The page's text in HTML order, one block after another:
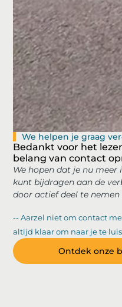
We helpen je graag
Bedankt voor het
belang van contact
We hopen dat je nu
kunt bijdragen aan de
door actief deel te
-- Aarzel niet om contact
altijd klaar om naar je te
Ontdek onze